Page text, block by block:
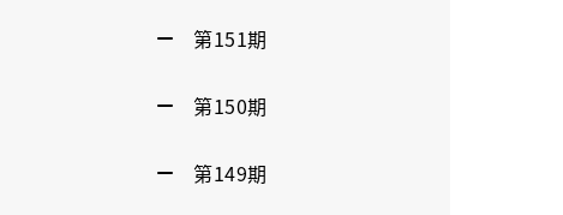
第151期
第150期
第149期